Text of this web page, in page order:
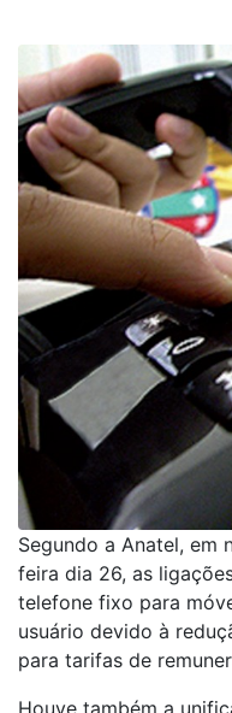
Segundo a Anatel, em
feira dia 26, as
telefone fixo para
usuário devido à
para tarifas de
Houve também a